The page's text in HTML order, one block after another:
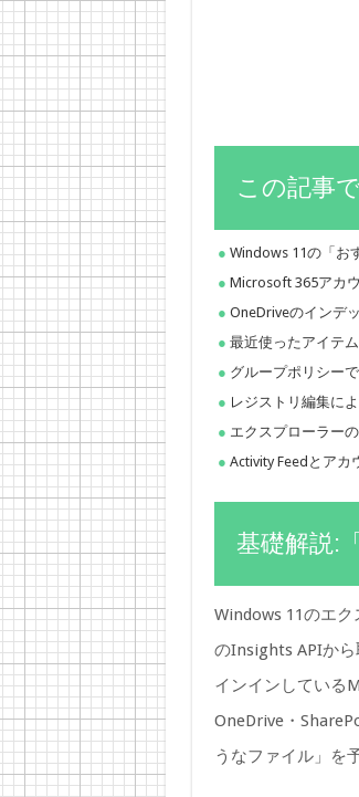
この記事
Windows 11の「お
Microsoft 365アカ
OneDriveのインデ
最近使ったアイテ
グループポリシー
レジストリ編集に
エクスプローラー
Activity Feedとアカ
基礎解説:
Windows 11のエ
のInsights APIか
インインしている
OneDrive・
うなファイル」を